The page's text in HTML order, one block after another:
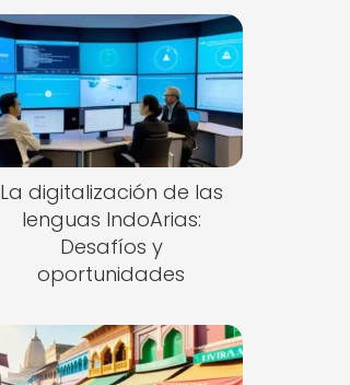
La digitalización de las
lenguas IndoArias:
Desafíos y
oportunidades